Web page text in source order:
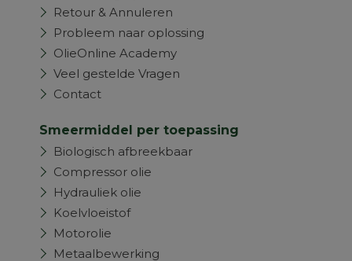
Retour & Annuleren
Probleem naar oplossing
OlieOnline Academy
Veel gestelde Vragen
Contact
Smeermiddel per toepassing
Biologisch afbreekbaar
Compressor olie
Hydrauliek olie
Koelvloeistof
Motorolie
Metaalbewerking